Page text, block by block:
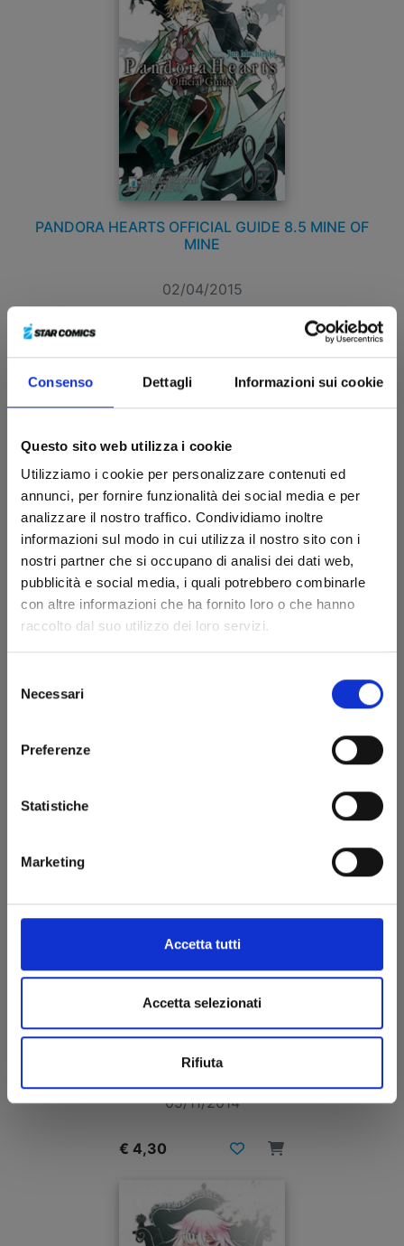
Consenso Dettagli Informazioni sui cookie
Questo sito web utilizza i cookie
Utilizziamo i cookie per personalizzare contenuti ed
annunci, per fornire funzionalità dei social media e per
analizzare il nostro traffico. Condividiamo inoltre
informazioni sul modo in cui utilizza il nostro sito con i
nostri partner che si occupano di analisi dei dati web,
pubblicità e social media, i quali potrebbero combinarle
con altre informazioni che ha fornito loro o che hanno
raccolto dal suo utilizzo dei loro servizi.
delNecessari
Preferenze
Statistiche
Marketing
Accetta tutti
Accetta selezionati
Rifiuta
PANDORA HEARTS OFFICIAL GUIDE 8.5 MINE OF
MINE
02/04/2015
PANDORA HEARTS n. 22
PANDORA HEARTS n. 21
05/11/2014
€ 4,30